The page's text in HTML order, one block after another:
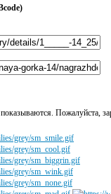
Пожалуйста,